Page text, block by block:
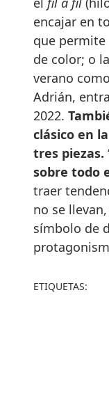
encajar en
que
de color; o
verano
Adrián,
2022.
clásico en
tres piezas.
sobre todo
traer
no se
símbolo de
ETIQUETAS: